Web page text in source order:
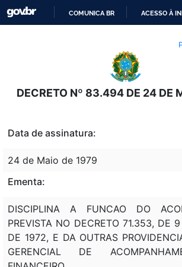
O
CONTEÚDO
COMUNICA BR ACESSO À
DECRETO Nº 83.494 DE 24 DE
Data de assinatura:
24 de Maio de 1979
Ementa:
DISCIPLINA A FUNCAO DO
PREVISTA NO DECRETO 71.353, DE
DE 1972, E DA OUTRAS
GERENCIAL DE